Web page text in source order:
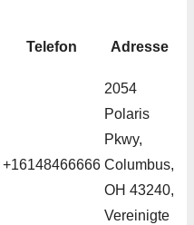
Telefon Adresse
+16148466666
2054
Polaris
Pkwy,
Columbus,
OH 43240,
Vereinigte